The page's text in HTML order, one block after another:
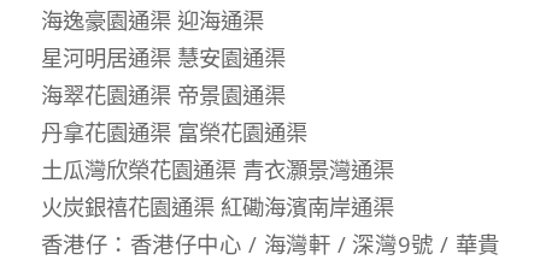
海逸豪園通渠 迎海通渠
星河明居通渠 慧安園通渠
海翠花園通渠 帝景園通渠
丹拿花園通渠 富榮花園通渠
土瓜灣欣榮花園通渠 青衣灝景灣通渠
火炭銀禧花園通渠 紅磡海濱南岸通渠
香港仔：香港仔中心 / 海灣軒 / 深灣9號 / 華貴